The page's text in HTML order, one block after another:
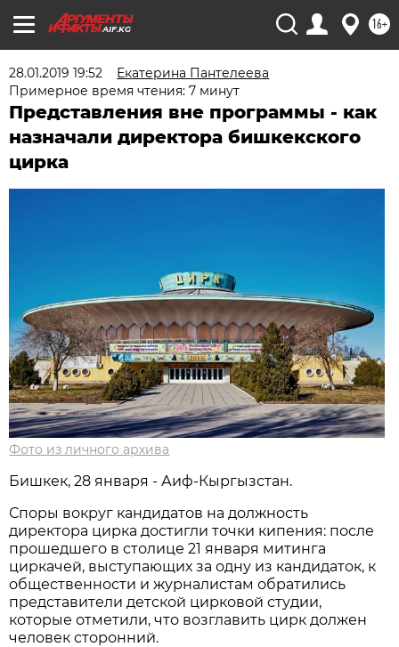
AIF.KG 16+
28.01.2019 19:52
Екатерина Пантелеева
Примерное время чтения: 7 минут
Представления вне программы - как
назначали директора бишкекского
цирка
Фото из личного архива
Бишкек, 28 января - Аиф-Кыргызстан.
Споры вокруг кандидатов на должность
директора цирка достигли точки кипения: после
прошедшего в столице 21 января митинга
циркачей, выступающих за одну из кандидаток, к
общественности и журналистам обратились
представители детской цирковой студии,
которые отметили, что возглавить цирк должен
человек сторонний.